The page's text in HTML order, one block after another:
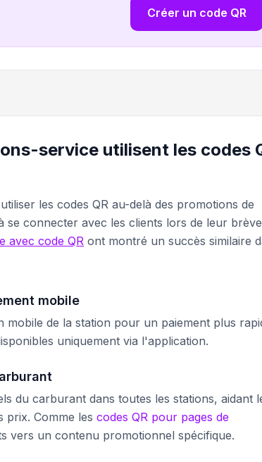
Créer un code QR
service utilisent les codes
les codes QR au-delà des promotions de
se connecter avec les clients lors de leur brève
avec code QR ont montré un succès similaire
mobile
de la station pour un paiement plus
uniquement via l'application.
du carburant dans toutes les stations, aidant
prix. Comme les codes QR pour pages de
vers un contenu promotionnel spécifique.